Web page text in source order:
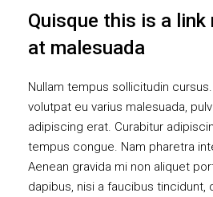
Quisque this is a
at malesuada
Nullam tempus sollicitudin cursus.
volutpat eu varius malesuada,
adipiscing erat. Curabitur
tempus congue. Nam pharetra
Aenean gravida mi non aliquet
dapibus, nisi a faucibus tincidunt,